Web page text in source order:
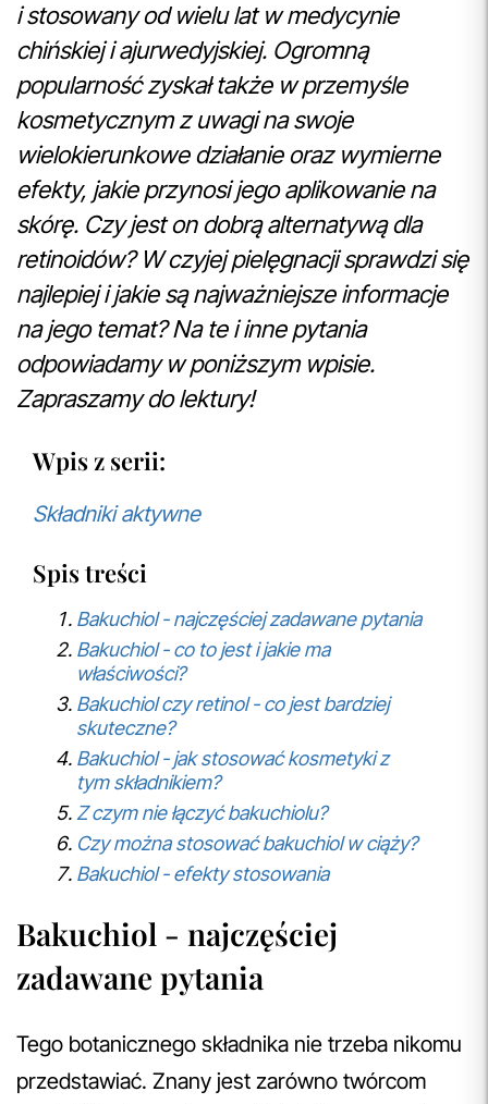
i stosowany od wielu lat w medycynie
chińskiej i ajurwedyjskiej. Ogromną
popularność zyskał także w przemyśle
kosmetycznym z uwagi na swoje
wielokierunkowe działanie oraz wymierne
efekty, jakie przynosi jego aplikowanie na
skórę. Czy jest on dobrą alternatywą dla
retinoidów? W czyjej pielęgnacji sprawdzi się
najlepiej i jakie są najważniejsze informacje
na jego temat? Na te i inne pytania
odpowiadamy w poniższym wpisie.
Zapraszamy do lektury!
Wpis z serii:
Składniki aktywne
Spis treści
Bakuchiol - najczęściej zadawane pytania
Bakuchiol - co to jest i jakie ma
właściwości?
Bakuchiol czy retinol - co jest bardziej
skuteczne?
Bakuchiol - jak stosować kosmetyki z
tym składnikiem?
Z czym nie łączyć bakuchiolu?
Czy można stosować bakuchiol w ciąży?
Bakuchiol - efekty stosowania
Bakuchiol - najczęściej
zadawane pytania
Tego botanicznego składnika nie trzeba nikomu
przedstawiać. Znany jest zarówno twórcom